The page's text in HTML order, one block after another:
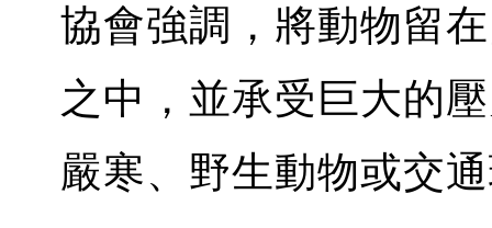
協會強調，將動物留
之中，並承受巨大的
嚴寒、野生動物或交